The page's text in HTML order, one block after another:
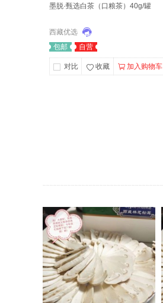
墨脱·甄选白茶（口粮茶）40g/罐
西藏优选
包邮
自营
对比 收藏 加入购物车